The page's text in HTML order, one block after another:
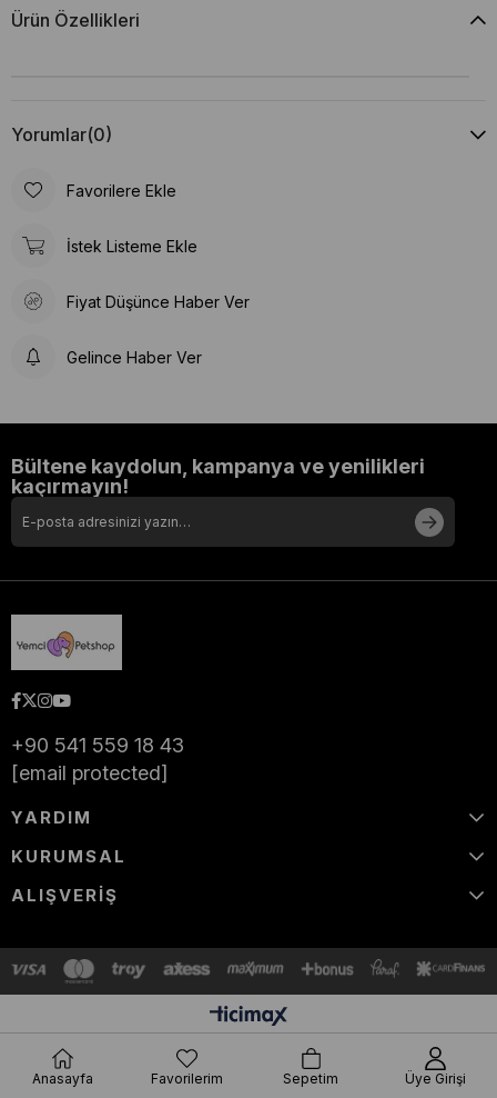
Ürün Özellikleri
Yorumlar(0)
Favorilere Ekle
İstek Listeme Ekle
Fiyat Düşünce Haber Ver
Gelince Haber Ver
Bültene kaydolun, kampanya ve yenilikleri
kaçırmayın!
+90 541 559 18 43
[email protected]
YARDIM
KURUMSAL
ALIŞVERİŞ
Anasayfa Favorilerim Sepetim Üye Girişi